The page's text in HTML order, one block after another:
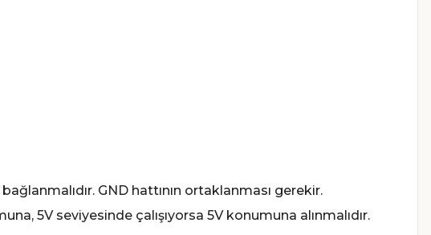
GND hattının ortaklanması gerekir.
5V seviyesinde çalışıyorsa 5V konumuna alınmalıdır.